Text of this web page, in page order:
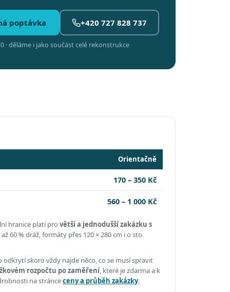
poptávka +420 727 828 737
· děláme i jako součást celé rekonstrukce
Orientačně
170 – 350 Kč
560 – 1 000 Kč
hranice platí pro větší a jednodušší zakázku s
60 % dráž, formáty přes 120 × 280 cm i o sto
skoro vždy najde něco, co se musí spravit
rozpočtu po zaměření, které je zdarma a k
na stránceceny a průběh zakázky.